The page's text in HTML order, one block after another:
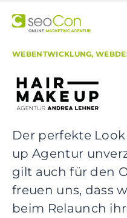
k
p
o
p
m
a
r
y
n
a
WEBENTWICKLUNG,
Der perfekte
up Agentur
gilt auch für den
freuen uns, dass
beim Relaunch